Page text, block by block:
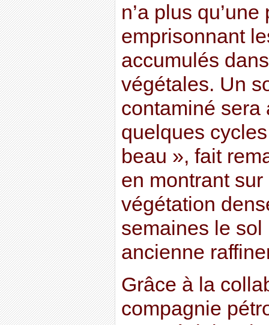
n’a plus
emprisonnant
accumulés
végétales. Un
contaminé sera
quelques
beau », fait
en montrant
végétation
semaines le sol
ancienne
Grâce à la
compagnie